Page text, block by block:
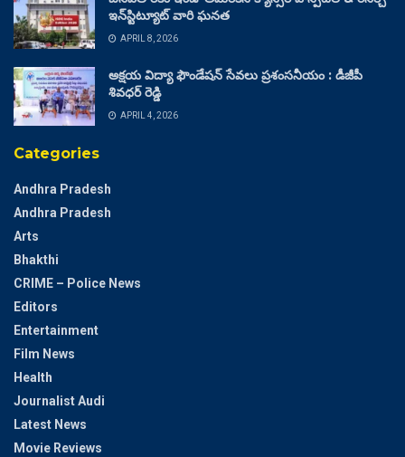
ఇన్‌స్టిట్యూట్ వారి ఘనత
APRIL 8, 2026
అక్షయ విద్యా ఫౌండేషన్ సేవలు ప్రశంసనీయం : డీజీపీ
శివధర్ రెడ్డి
APRIL 4, 2026
Categories
Andhra Pradesh
Andhra Pradesh
Arts
Bhakthi
CRIME – Police News
Editors
Entertainment
Film News
Health
Journalist Audi
Latest News
Movie Reviews